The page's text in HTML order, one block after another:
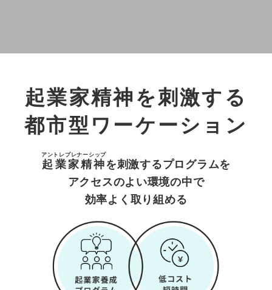
起業家精神を刺激する
都市型ワーケーション
起業家精神
アントレプレナーシップ
を刺激するプログラムを
アクセスのよい環境の中で
効率よく取り組める